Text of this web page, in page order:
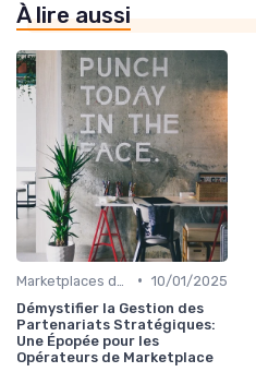
À lire aussi
• 10/01/2025
Démystifier la Gestion des
Partenariats Stratégiques:
Une Épopée pour les
Opérateurs de Marketplace